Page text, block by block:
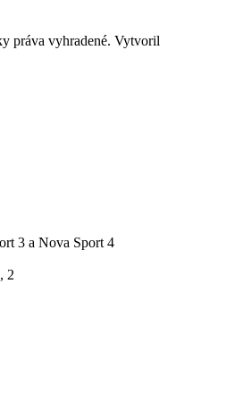
práva vyhradené. Vytvoril
3 a Nova Sport 4
2